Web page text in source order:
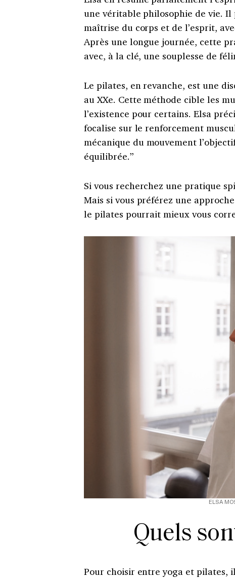
une véritable philosophie de vie.
maîtrise du corps et de l’esprit,
Après une longue journée, cette
avec, à la clé, une souplesse de
Le pilates, en revanche, est une
au XXe. Cette méthode cible les
l’existence pour certains. Elsa
focalise sur le renforcement
mécanique du mouvement
équilibrée.”
Si vous recherchez une pratique
Mais si vous préférez une
le pilates pourrait mieux vous
ELSA
Quels
Pour choisir entre yoga et pilates,